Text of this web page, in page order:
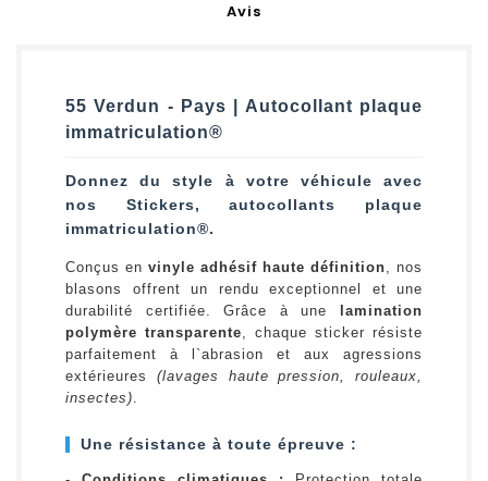
Avis
55 Verdun - Pays | Autocollant plaque
immatriculation®
Donnez du style à votre véhicule avec
nos Stickers, autocollants plaque
immatriculation®.
Conçus en vinyle adhésif haute définition, nos
blasons offrent un rendu exceptionnel et une
durabilité certifiée. Grâce à une
lamination
polymère transparente, chaque sticker résiste
parfaitement à l`abrasion et aux agressions
extérieures (lavages haute pression, rouleaux,
insectes).
Une résistance à toute épreuve :